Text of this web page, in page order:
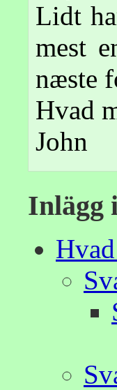
Lidt
mest
næste
Hvad
John
Inlägg